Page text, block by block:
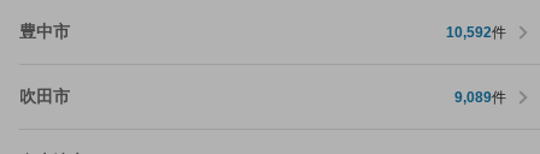
豊中市 10,592件
吹田市 9,089件